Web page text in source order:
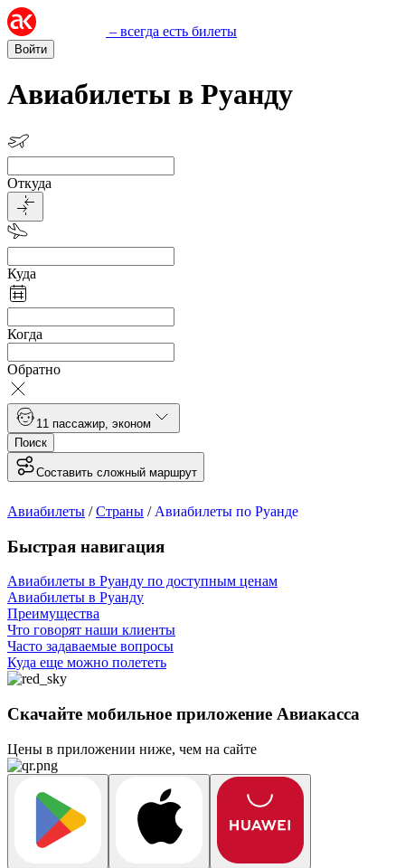
– всегда есть билеты
Войти
Авиабилеты в Руанду
Откуда
Куда
Когда
Обратно
1 1 пассажир эконом
Поиск
Составить сложный маршрут
Авиабилеты /Страны / Авиабилеты по Руанде
Быстрая навигация
Авиабилеты в Руанду по доступным ценам
Авиабилеты в Руанду
Преимущества
Что говорят наши клиенты
Часто задаваемые вопросы
Куда еще можно полететь
Скачайте мобильное приложение Авиакасса
Цены в приложении ниже, чем на сайте